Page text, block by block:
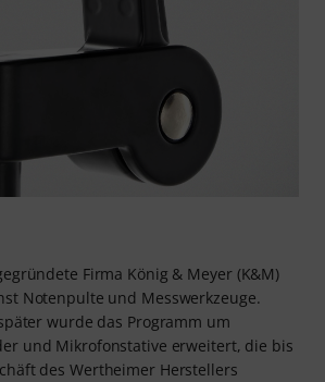
Firma König & Meyer (K&M)
Notenpulte und Messwerkzeuge.
wurde das Programm um
und Mikrofonstative erweitert, die bis
des Wertheimer Herstellers